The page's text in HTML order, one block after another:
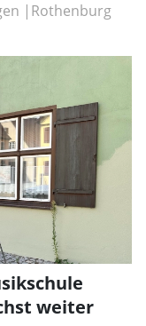
Rothenburg
weiter